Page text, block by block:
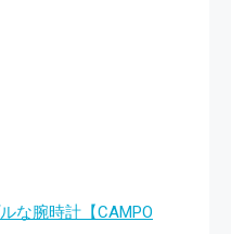
な腕時計【CAMPO